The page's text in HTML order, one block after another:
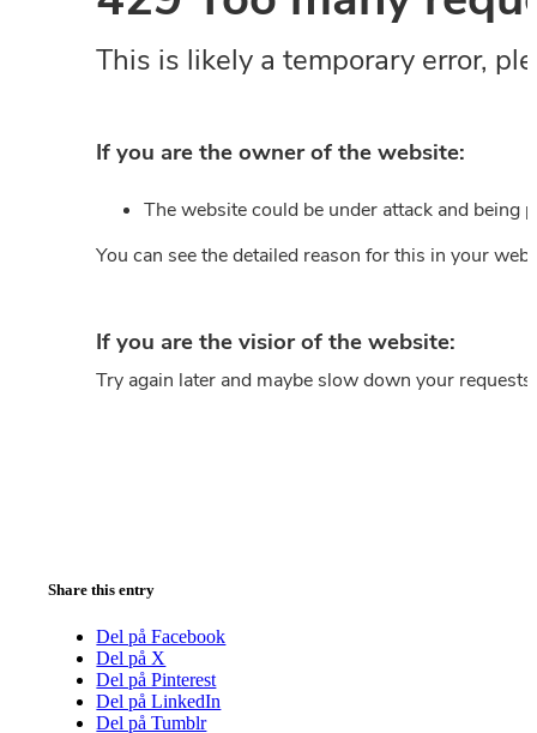
Share this entry
Del på Facebook
Del på X
Del på Pinterest
Del på LinkedIn
Del på Tumblr